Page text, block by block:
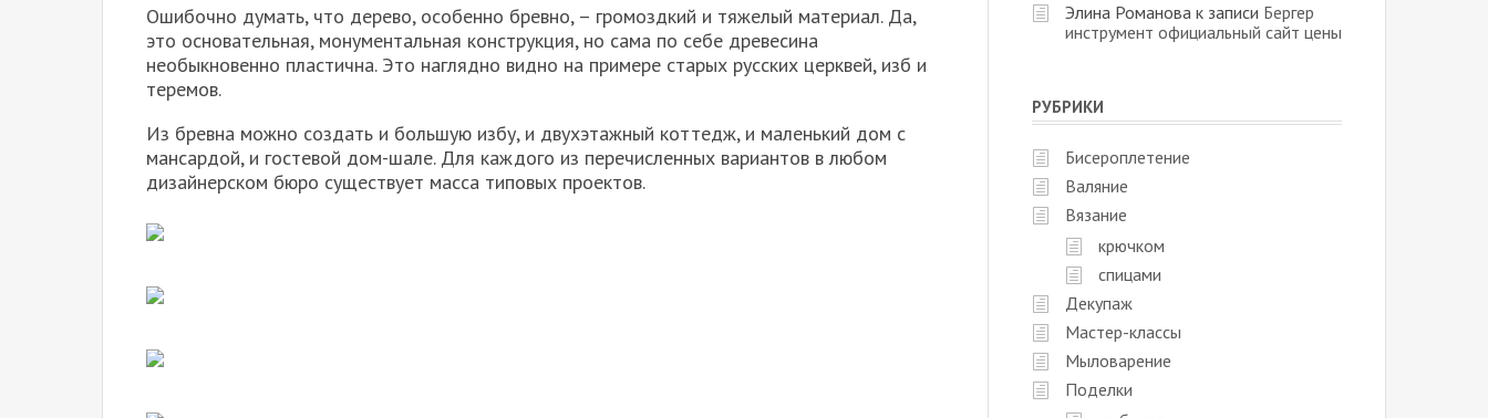
Ошибочно думать, что дерево, особенно бревно, – громоздкий и тяжелый материал. Да,
это основательная, монументальная конструкция, но сама по себе древесина
необыкновенно пластична. Это наглядно видно на примере старых русских церквей, изб и
теремов.
Из бревна можно создать и большую избу, и двухэтажный коттедж, и маленький дом с
мансардой, и гостевой дом-шале. Для каждого из перечисленных вариантов в любом
дизайнерском бюро существует масса типовых проектов.
Элина Романова к записи Бергер
инструмент официальный сайт цены
РУБРИКИ
Бисероплетение
Валяние
Вязание
крючком
спицами
Декупаж
Мастер-классы
Мыловарение
Поделки